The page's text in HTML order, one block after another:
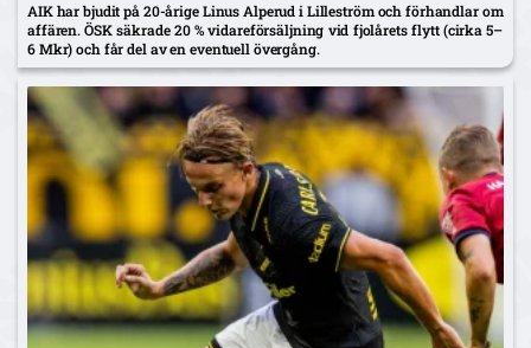
AIK har bjudit på 20-årige Linus Alperud i Lilleström och förhandlar om
affären. ÖSK säkrade 20 % vidareförsäljning vid fjolårets flytt (cirka 5–
6 Mkr) och får del av en eventuell övergång.